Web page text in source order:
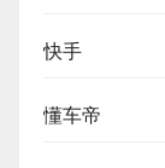
快手
懂车帝